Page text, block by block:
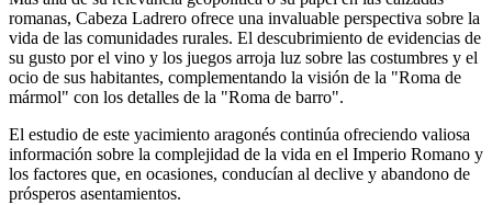
romanas, Cabeza Ladrero ofrece una invaluable perspectiva sobre la
vida de las comunidades rurales. El descubrimiento de evidencias de
su gusto por el vino y los juegos arroja luz sobre las costumbres y el
ocio de sus habitantes, complementando la visión de la "Roma de
mármol" con los detalles de la "Roma de barro".
El estudio de este yacimiento aragonés continúa ofreciendo valiosa
información sobre la complejidad de la vida en el Imperio Romano y
los factores que, en ocasiones, conducían al declive y abandono de
prósperos asentamientos.